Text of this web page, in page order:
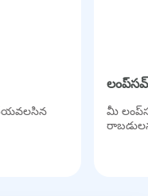
చేయవలసిన
మీ